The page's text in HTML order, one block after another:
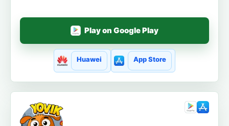
Play on Google Play
Huawei App Store